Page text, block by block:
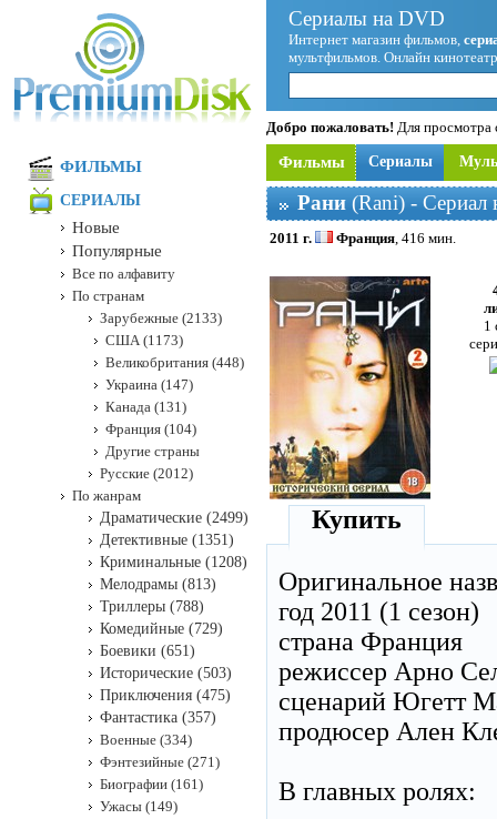
Сериалы на DVD
Интернет магазин фильмов,
мультфильмов. Онлайн
Добро пожаловать! Для просмотра
Фильмы Сериалы
Рани (Rani) - Сериал
2011 г. Франция, 416 мин.
1
Купить
Оригинальное
год 2011 (1 сезон)
страна Франция
режиссер Арно
сценарий Югетт
продюсер Ален
В главных ролях:
ФИЛЬМЫ
СЕРИАЛЫ
Новые
Популярные
Все по алфавиту
По странам
Зарубежные (2133)
США (1173)
Великобритания (448)
Украина (147)
Канада (131)
Франция (104)
Другие страны
Русские (2012)
По жанрам
Драматические (2499)
Детективные (1351)
Криминальные (1208)
Мелодрамы (813)
Триллеры (788)
Комедийные (729)
Боевики (651)
Исторические (503)
Приключения (475)
Фантастика (357)
Военные (334)
Фэнтезийные (271)
Биографии (161)
Ужасы (149)